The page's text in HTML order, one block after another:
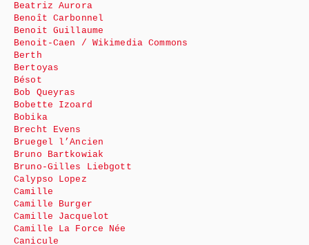
Beatriz Aurora
Benoît Carbonnel
Benoit Guillaume
Benoit-Caen / Wikimedia Commons
Berth
Bertoyas
Bésot
Bob Queyras
Bobette Izoard
Bobika
Brecht Evens
Bruegel l’Ancien
Bruno Bartkowiak
Bruno-Gilles Liebgott
Calypso Lopez
Camille
Camille Burger
Camille Jacquelot
Camille La Force Née
Canicule